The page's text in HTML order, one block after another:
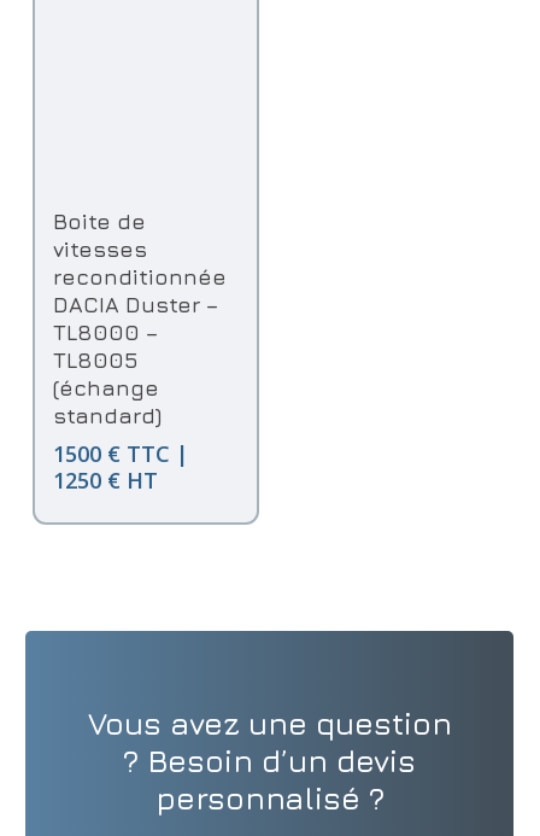
Ajouter Au Panier
Boite de
vitesses
reconditionnée
DACIA Duster –
TL8000 –
TL8005
(échange
standard)
1500 € TTC |
1250 € HT
Vous avez une question
? Besoin d’un devis
personnalisé ?